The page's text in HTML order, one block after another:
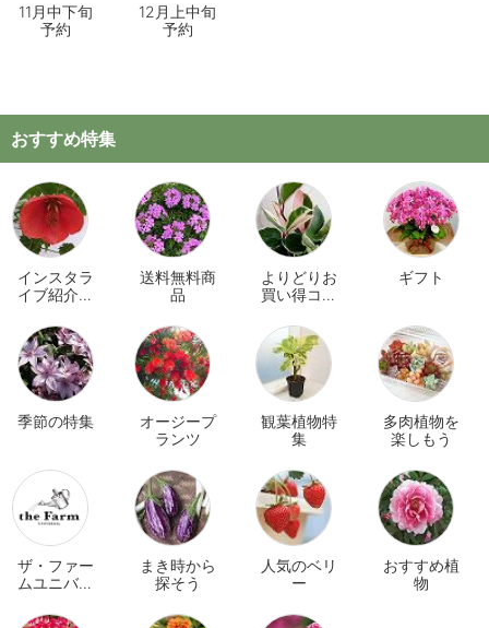
11月中下旬
予約
12月上中旬
予約
おすすめ特集
インスタラ
イブ紹介商
送料無料商
品
よりどりお
買い得コー
ギフト
季節の特集
オージープ
ランツ
観葉植物特
集
多肉植物を
楽しもう
ザ・ファー
ムユニバー
イン
まき時から
探そう
人気のベリ
ー
おすすめ植
物